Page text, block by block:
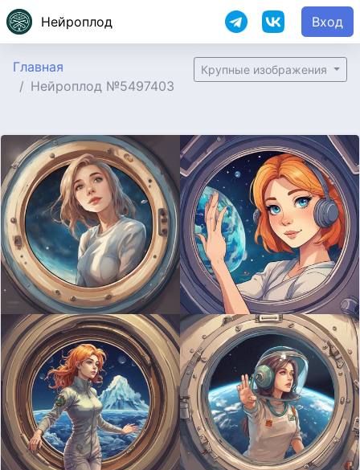
Нейроплод Вход
Главная
Нейроплод №5497403
Крупные изображения